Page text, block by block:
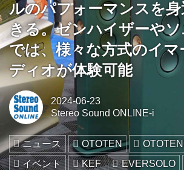
ルのパフォーマンスを
きる。ゼンハイザーやソ
では、様々な方式のイマ
ディオが体験可能
2024-06-23
Stereo Sound ONLINE-i
ニュース OTOTEN
イベント
KEF EVERSOLO